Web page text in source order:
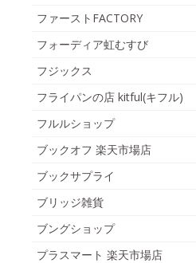
ファーストFACTORY
フォーディア虹むすび
フジックス
フライパンの店 kitful(キフル)
フルルショップ
ブックオフ 楽天市場店
ブックサプライ
ブリッジ雑貨
ブングショップ
プラスマート 楽天市場店